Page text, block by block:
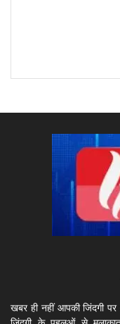
खबर ही नहीं आपकी जिंदगी